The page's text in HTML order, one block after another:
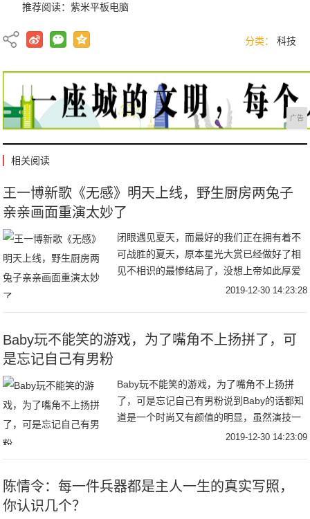
推荐阅读：紫米平板电脑
分类： 科技
广告
相关阅读
王一博新歌《无感》明天上线，野生厨房两兔子
亲亲画面重演太妙了
闭眼遇见夏天，而最好的我们正在拥有着不
可战胜的夏天，原本星光大赏已经做好了相
见不相识的最惨结局了，没想上帝如此厚爱
我们这些追求真情实感的傻果子，感谢赞赞
2019-12-30 14:23:28
Baby玩不能笑的游戏，为了嘴角不上扬拼了，可
是忘记自己有男粉
Baby玩不能笑的游戏，为了嘴角不上扬拼
了，可是忘记自己有男粉说到Baby的话都知
道是一个时尚又有颜值的明显，虽然演技一
直都被说不太好，但是在综艺方面确实表现
2019-12-30 14:23:09
陈情令：每一件兵器都是主人一生的真实写照，
你认识几个？